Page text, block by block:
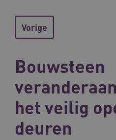
Vorige
Bouwsteen
het veilig
deuren